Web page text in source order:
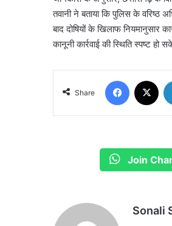
तवानी ने बताया कि पुलिस के वरिष्ठ
बाद दोषियों के खिलाफ नियमानुसार
कानूनी कार्रवाई की स्थिति स्पष्ट हो
Share
Join
Sonali